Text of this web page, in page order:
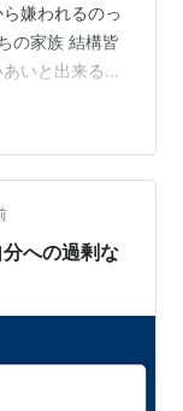
嫌われるのっ
の家族 結構皆
いと出来る施
ひとり遊び好
ないし 気を遣
遣える人って
ないと思う 自
しまい ギクシ
分への過剰な